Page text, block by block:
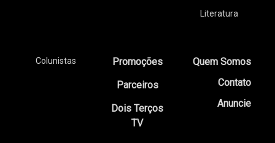
Literatura
Colunistas
Promoções
Parceiros
Dois Terços
TV
Quem Somos
Contato
Anuncie